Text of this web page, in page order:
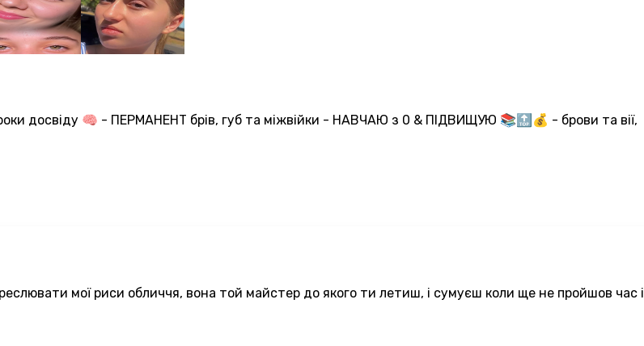
досвіду 🧠 - ПЕРМАНЕНТ брів, губ та міжвійки - НАВЧАЮ з 0 & ПІДВИЩУЮ 📚🔝💰 - брови та вії,
мої риси обличчя, вона той майстер до якого ти летиш, і сумуєш коли ще не пройшов час і